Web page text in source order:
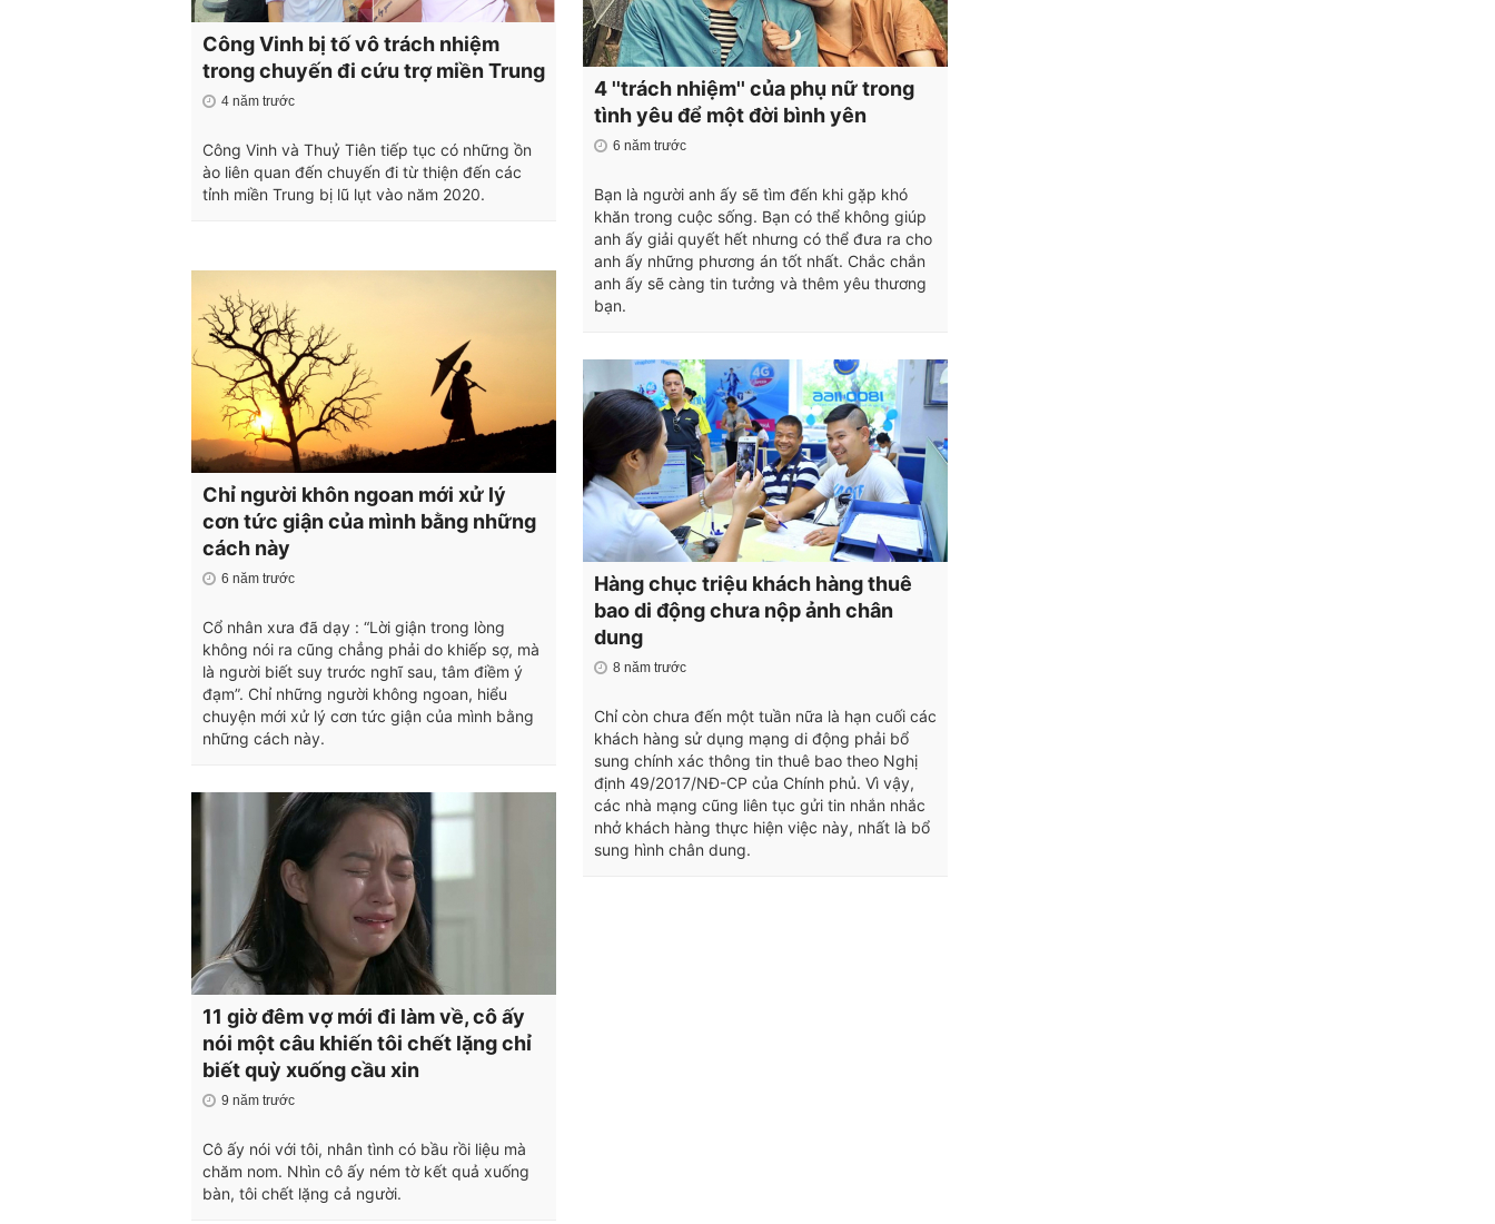
Công Vinh bị tố vô trách nhiệm
trong chuyến đi cứu trợ miền Trung
4 năm trước
Công Vinh và Thuỷ Tiên tiếp tục có những ồn
ào liên quan đến chuyến đi từ thiện đến các
tỉnh miền Trung bị lũ lụt vào năm 2020.
Chỉ người khôn ngoan mới xử lý
cơn tức giận của mình bằng những
cách này
6 năm trước
Cổ nhân xưa đã dạy : “Lời giận trong lòng
không nói ra cũng chẳng phải do khiếp sợ, mà
là người biết suy trước nghĩ sau, tâm điềm ý
đạm”. Chỉ những người không ngoan, hiểu
chuyện mới xử lý cơn tức giận của mình bằng
những cách này.
11 giờ đêm vợ mới đi làm về, cô ấy
nói một câu khiến tôi chết lặng chỉ
biết quỳ xuống cầu xin
9 năm trước
Cô ấy nói với tôi, nhân tình có bầu rồi liệu mà
chăm nom. Nhìn cô ấy ném tờ kết quả xuống
bàn, tôi chết lặng cả người.
4 ''trách nhiệm'' của phụ nữ trong
tình yêu để một đời bình yên
6 năm trước
Bạn là người anh ấy sẽ tìm đến khi gặp khó
khăn trong cuộc sống. Bạn có thể không giúp
anh ấy giải quyết hết nhưng có thể đưa ra cho
anh ấy những phương án tốt nhất. Chắc chắn
anh ấy sẽ càng tin tưởng và thêm yêu thương
bạn.
Hàng chục triệu khách hàng thuê
bao di động chưa nộp ảnh chân
dung
8 năm trước
Chỉ còn chưa đến một tuần nữa là hạn cuối các
khách hàng sử dụng mạng di động phải bổ
sung chính xác thông tin thuê bao theo Nghị
định 49/2017/NĐ-CP của Chính phủ. Vì vậy,
các nhà mạng cũng liên tục gửi tin nhắn nhắc
nhở khách hàng thực hiện việc này, nhất là bổ
sung hình chân dung.